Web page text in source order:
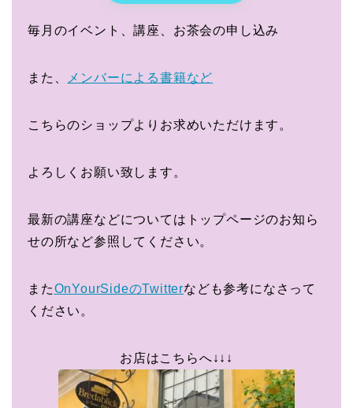
毎月のイベント、講座、お茶会の申し込み
また、 メンバーによる書籍など
こちらのショップよりお求めいただけます。
よろしくお願い致します。
最新の講座などについてはトップページのお知ら
せの所など参照してください。
またOnYourSideのTwitterなども参考になさって
ください。
お店はこちらへ↓↓↓